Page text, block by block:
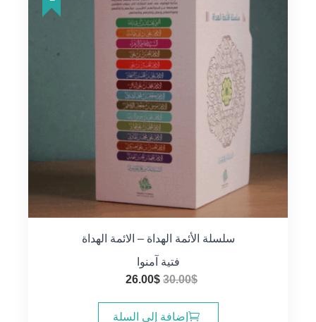
سلسلة الأئمة الهداة – الائمة الهداة
فتية آمنوا
30.00$
السعر
هو:
26.00$
هو:إضافة إلى السلة